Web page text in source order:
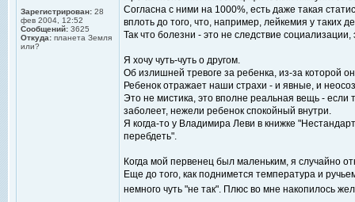
Зарегистрирован: 28
фев 2004, 12:52
Сообщений: 3625
Откуда: планета Земля
или?
Согласна с ними на 1000%, есть даже такая
вплоть до того, что, например, лейкемия у таких
Так что болезни - это не следствие
Я хочу чуть-чуть о другом.
Об излишней тревоге за ребенка, из-за которой
Ребенок отражает наши страхи - и явные, и
Это не мистика, это вполне реальная вещь -
заболеет, нежели ребенок спокойный внутри.
Я когда-то у Владимира Леви в книжке
перебдеть".
Когда мой первенец был маленьким, я случайно
Еще до того, как поднимется температура и
немного чуть "не так". Плюс во мне накопилось